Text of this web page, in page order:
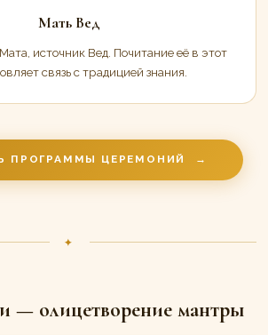
Мать Вед
источник Вед. Почитание её в этот
связь с традицией знания.
ПРОГРАММЫ ЦЕРЕМОНИЙ →
✦
— олицетворение мантры